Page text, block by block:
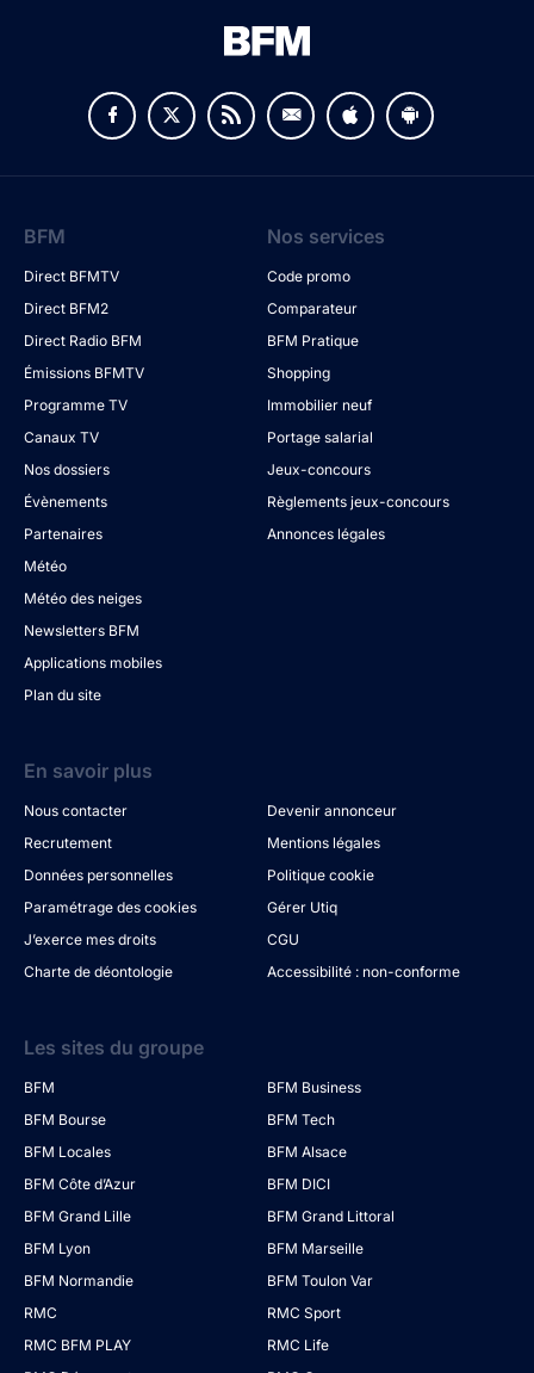
BFM
Direct BFMTV
Direct BFM2
Direct Radio BFM
Émissions BFMTV
Programme TV
Canaux TV
Nos dossiers
Évènements
Partenaires
Météo
Météo des neiges
Newsletters BFM
Applications mobiles
Plan du site
Nos services
Code promo
Comparateur
BFM Pratique
Shopping
Immobilier neuf
Portage salarial
Jeux-concours
Règlements jeux-concours
Annonces légales
En savoir plus
Nous contacter
Devenir annonceur
Recrutement
Mentions légales
Données personnelles
Politique cookie
Paramétrage des cookies
Gérer Utiq
J’exerce mes droits
CGU
Charte de déontologie
Accessibilité : non-conforme
Les sites du groupe
BFM
BFM Business
BFM Bourse
BFM Tech
BFM Locales
BFM Alsace
BFM Côte d’Azur
BFM DICI
BFM Grand Lille
BFM Grand Littoral
BFM Lyon
BFM Marseille
BFM Normandie
BFM Toulon Var
RMC
RMC Sport
RMC BFM PLAY
RMC Life